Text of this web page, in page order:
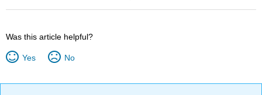
Was this article helpful?
Yes No